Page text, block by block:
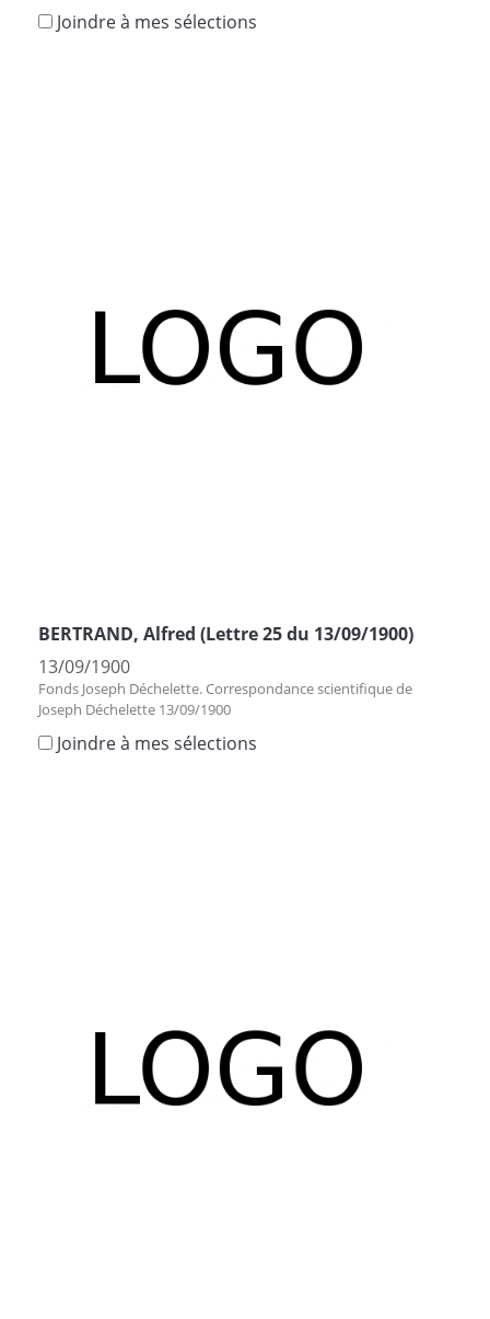
Joindre à mes sélections
BERTRAND, Alfred (Lettre 25 du 13/09/1900)
13/09/1900
Fonds Joseph Déchelette. Correspondance scientifique de
Joseph Déchelette 13/09/1900
Joindre à mes sélections